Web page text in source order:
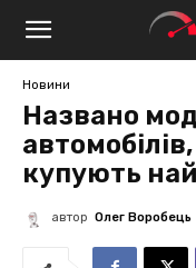
Avtosota
Новини
Названо
купують
автор Олег Воробець